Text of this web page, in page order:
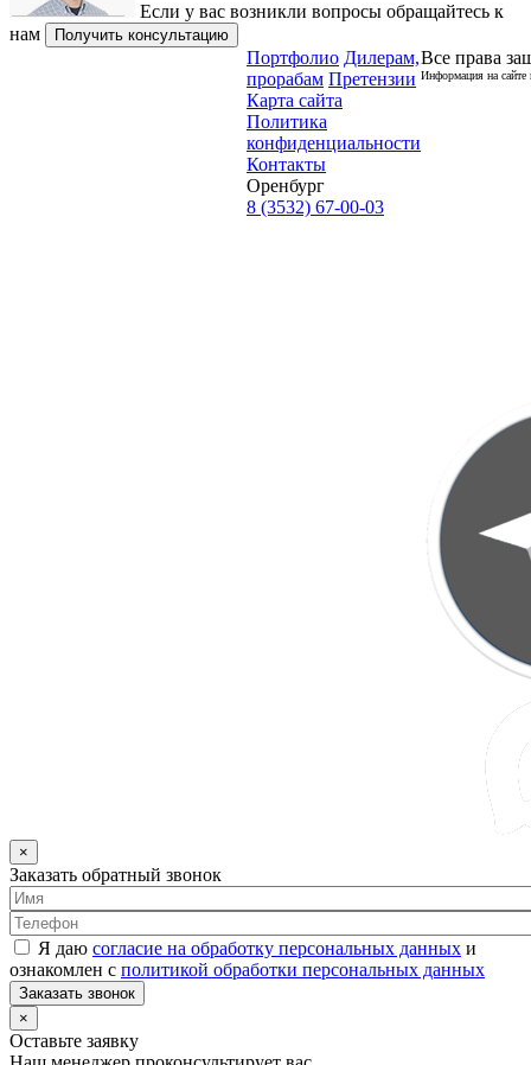
Если у вас возникли вопросы обращайтесь к
нам
Получить консультацию
Портфолио Дилерам,
прорабам Претензии
Карта сайта
Политика
конфиденциальности
Контакты
Оренбург
8 (3532) 67-00-03
Все права
Информация на сайте
×
Заказать обратный звонок
Я даю согласие на обработку персональных данных и
ознакомлен с политикой обработки персональных данных
Заказать звонок
×
Оставьте заявку